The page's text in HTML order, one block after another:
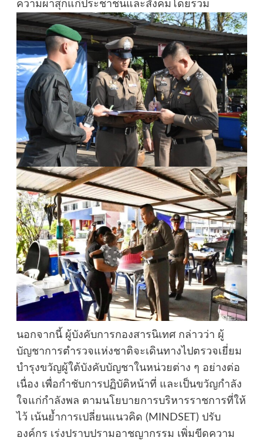
ความผาสุกแก่ประชาชนและสังคมโดยรวม
นอกจากนี้ ผู้บังคับการกองสารนิเทศ กล่าวว่า ผู้
บัญชาการตำรวจแห่งชาติจะเดินทางไปตรวจเยี่ยม
บำรุงขวัญผู้ใต้บังคับบัญชาในหน่วยต่าง ๆ อย่างต่อ
เนื่อง เพื่อกำชับการปฏิบัติหน้าที่ และเป็นขวัญกำลัง
ใจแก่กำลังพล ตามนโยบายการบริหารราชการที่ให้
ไว้ เน้นย้ำการเปลี่ยนแนวคิด (MINDSET) ปรับ
องค์กร เร่งปราบปรามอาชญากรรม เพิ่มขีดความ